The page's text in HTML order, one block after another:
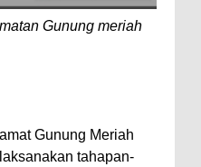
Gunung meriah
Gunung Meriah
tahapan-